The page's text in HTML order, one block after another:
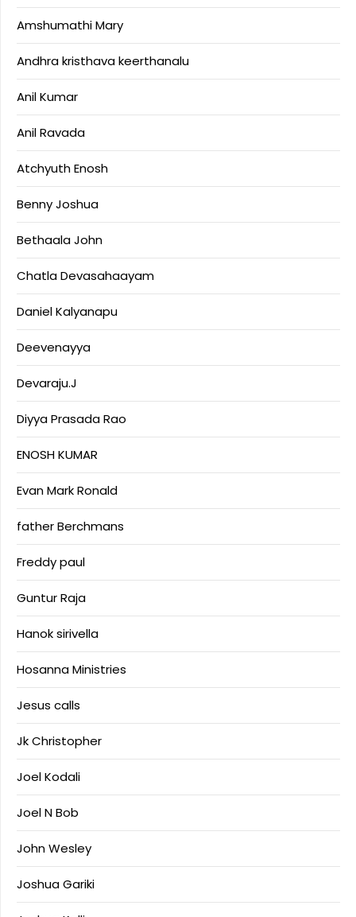
Amshumathi Mary
Andhra kristhava keerthanalu
Anil Kumar
Anil Ravada
Atchyuth Enosh
Benny Joshua
Bethaala John
Chatla Devasahaayam
Daniel Kalyanapu
Deevenayya
Devaraju.J
Diyya Prasada Rao
ENOSH KUMAR
Evan Mark Ronald
father Berchmans
Freddy paul
Guntur Raja
Hanok sirivella
Hosanna Ministries
Jesus calls
Jk Christopher
Joel Kodali
Joel N Bob
John Wesley
Joshua Gariki